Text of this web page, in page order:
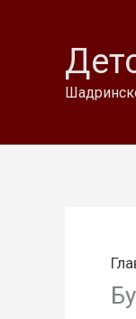
содержимому